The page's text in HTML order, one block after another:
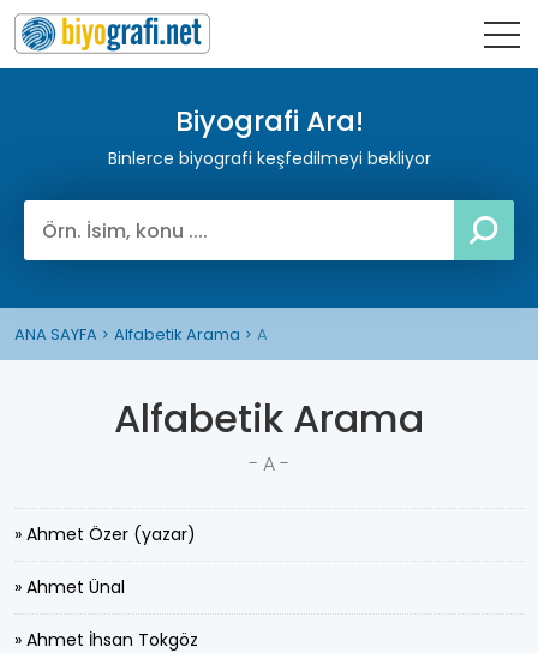
Biyografi Ara!
Binlerce biyografi keşfedilmeyi bekliyor
ANA SAYFA Alfabetik Arama A
Alfabetik Arama
- A -
» Ahmet Özer (yazar)
» Ahmet Ünal
» Ahmet İhsan Tokgöz